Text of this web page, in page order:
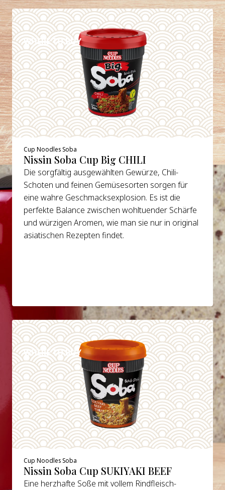
WHERE TO BUY
DETAILS
Cup Noodles Soba
Nissin Soba Cup Big CHILI
Die sorgfältig ausgewählten Gewürze, Chili-
Schoten und feinen Gemüsesorten sorgen für
eine wahre Geschmacksexplosion. Es ist die
perfekte Balance zwischen wohltuender Schärfe
und würzigen Aromen, wie man sie nur in original
asiatischen Rezepten findet.
WHERE TO BUY
DETAILS
Cup Noodles Soba
Nissin Soba Cup SUKIYAKI BEEF
Eine herzhafte Soße mit vollem Rindfleisch-